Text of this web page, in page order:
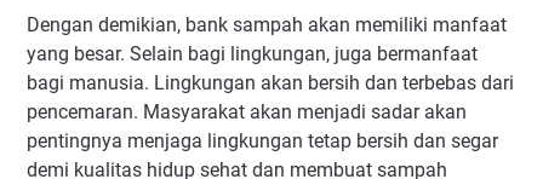
Dengan demikian, bank sampah akan memiliki manfaat
yang besar. Selain bagi lingkungan, juga bermanfaat
bagi manusia. Lingkungan akan bersih dan terbebas dari
pencemaran. Masyarakat akan menjadi sadar akan
pentingnya menjaga lingkungan tetap bersih dan segar
demi kualitas hidup sehat dan membuat sampah